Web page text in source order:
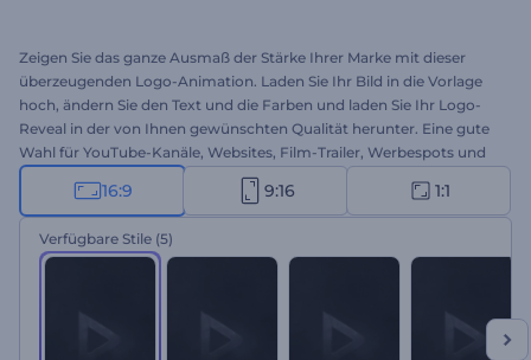
Zeigen Sie das ganze Ausmaß der Stärke Ihrer Marke mit dieser
überzeugenden Logo-Animation. Laden Sie Ihr Bild in die Vorlage
hoch, ändern Sie den Text und die Farben und laden Sie Ihr Logo-
Reveal in der von Ihnen gewünschten Qualität herunter. Eine gute
Wahl für YouTube-Kanäle, Websites, Film-Trailer, Werbespots und
vieles mehr. Probieren Sie es jetzt aus!
16:9 9:16 1:1
Verfügbare Stile (5)